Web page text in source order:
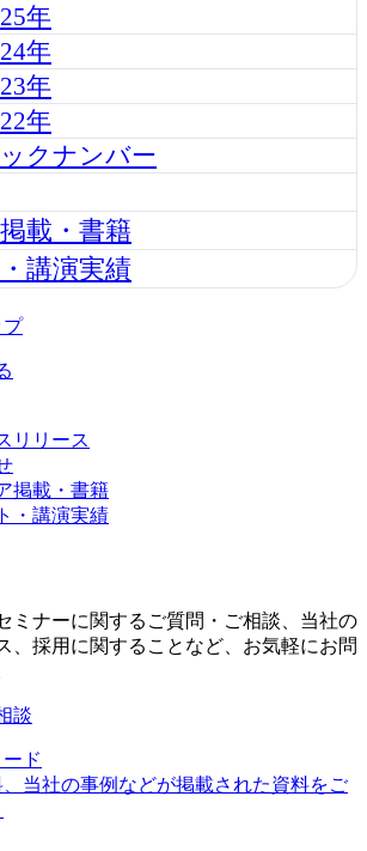
年
年
年
年
クナンバー
載・書籍
講演実績
プ
リリース
掲載・書籍
・講演実績
ミナーに関するご質問・ご相談、当社の
、採用に関することなど、お気軽にお問
談
ド
当社の事例などが掲載された資料をご